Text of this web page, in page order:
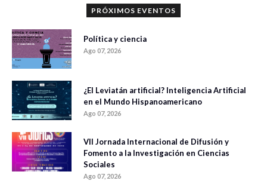
PRÓXIMOS EVENTOS
Política y ciencia
Ago 07, 2026
¿El Leviatán artificial? Inteligencia Artificial
en el Mundo Hispanoamericano
Ago 07, 2026
VII Jornada Internacional de Difusión y
Fomento a la Investigación en Ciencias
Sociales
Ago 07, 2026